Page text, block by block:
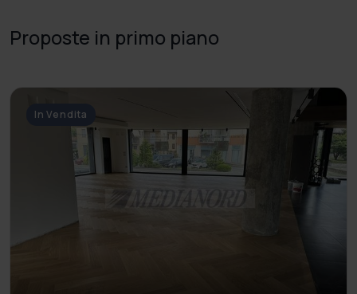
Proposte in primo piano
In Vendita